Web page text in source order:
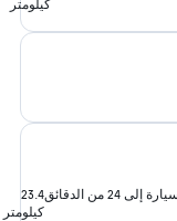
كيلومتر
24 من الدقائق
23.4
كيلومتر